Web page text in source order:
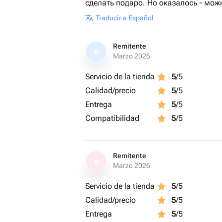
сделать подаро. Но оказалось -
Traducir a Español
R
Remitente
Marzo 2026
Servicio de la tienda 5/5
Calidad/precio
5/5
Entrega
5/5
Compatibilidad
5/5
Remitente
Marzo 2026
Servicio de la tienda 5/5
Calidad/precio
5/5
Entrega
5/5